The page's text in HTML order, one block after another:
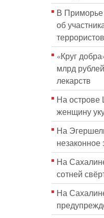
В Приморье
об
террористов
«Круг
млрд
лекарств
На острове
женщину
На
незаконное
На
сотней
На